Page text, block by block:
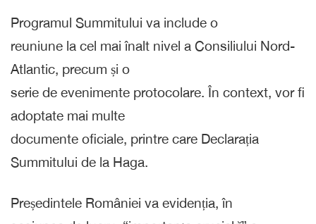
Programul Summitului va include o
reuniune la cel mai înalt nivel a Consiliului Nord-
Atlantic, precum și o
serie de evenimente protocolare. În context, vor fi
adoptate mai multe
documente oficiale, printre care Declarația
Summitului de la Haga.
Președintele României va evidenția, în